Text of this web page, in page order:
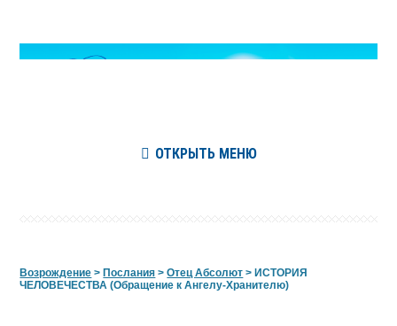
ОТКРЫТЬ МЕНЮ
Возрождение >Послания >Отец Абсолют >ИСТОРИЯ
ЧЕЛОВЕЧЕСТВА (Обращение к Ангелу-Хранителю)